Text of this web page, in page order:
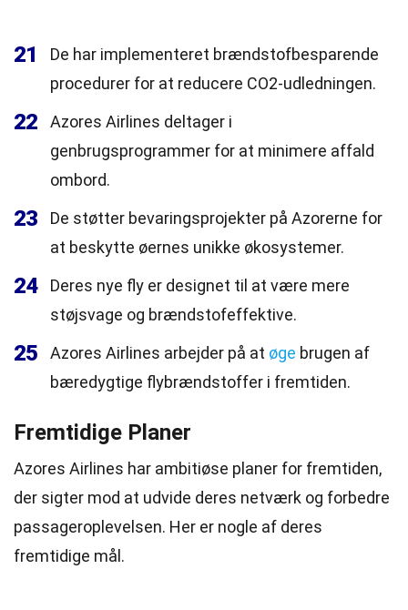
21
De har implementeret brændstofbesparende
procedurer for at reducere CO2-udledningen.
22
Azores Airlines deltager i
genbrugsprogrammer for at minimere affald
ombord.
23
De støtter bevaringsprojekter på Azorerne for
at beskytte øernes unikke økosystemer.
24
Deres nye fly er designet til at være mere
støjsvage og brændstofeffektive.
25 Azores Airlines arbejder på at øge brugen af
bæredygtige flybrændstoffer i fremtiden.
Fremtidige Planer
Azores Airlines har ambitiøse planer for fremtiden,
der sigter mod at udvide deres netværk og forbedre
passageroplevelsen. Her er nogle af deres
fremtidige mål.